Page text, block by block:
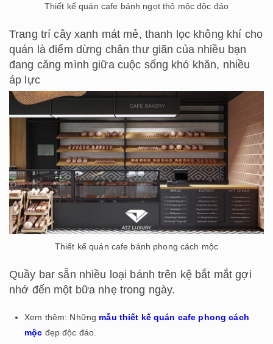
Thiết kế quán cafe bánh ngọt thô mộc độc đáo
Trang trí cây xanh mát mẻ, thanh lọc không khí cho
quán là điểm dừng chân thư giãn của nhiều bạn
đang căng mình giữa cuộc sống khó khăn, nhiều
áp lực
Thiết kế quán cafe bánh phong cách mộc
Quầy bar sẵn nhiều loại bánh trên kệ bắt mắt gợi
nhớ đến một bữa nhẹ trong ngày.
Xem thêm: Những mẫu thiết kế quán cafe phong cách
mộc đẹp độc đáo.